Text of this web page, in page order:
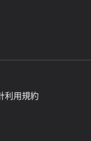
利用規約